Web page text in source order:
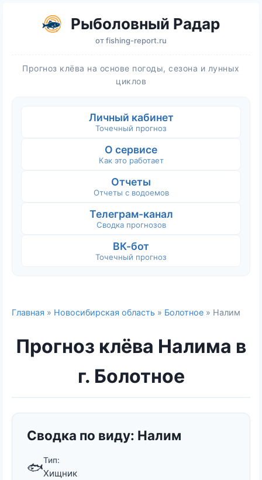
Рыболовный Радар
отfishing-report.ru
Прогноз клёва на основе погоды, сезона и лунных
циклов
Личный кабинет
Точечный прогноз
О сервисе
Как это работает
Отчеты
Отчеты с водоемов
Телеграм-канал
Сводка прогнозов
ВК-бот
Точечный прогноз
Главная » Новосибирская область » Болотное » Налим
Прогноз клёва Налима в
г. Болотное
Сводка по виду: Налим
🐟Тип:
Хищник